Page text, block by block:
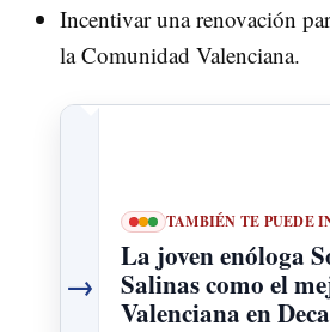
Incentivar una renovación
la Comunidad Valenciana.
→
TAMBIÉN TE PUEDE
La joven enóloga
Salinas como el
Valenciana en